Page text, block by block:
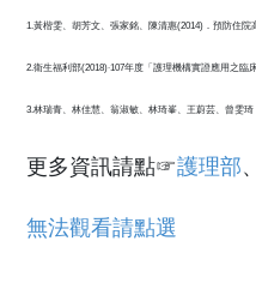
1.黃楷雯、胡芳文、張家銘、陳清惠(2014)．預防住院
2.衛生福利部(2018)‧107年度「護理機構實證應用之臨
3.林瑞青、林佳慧、翁淑敏、林琦峯、王蔚芸、曾雯
更多資訊請點☞護理部、
無法觀看請點選